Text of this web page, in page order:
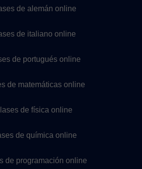
de alemán online
de italiano online
de portugués online
de matemáticas online
de física online
de química online
de programación online